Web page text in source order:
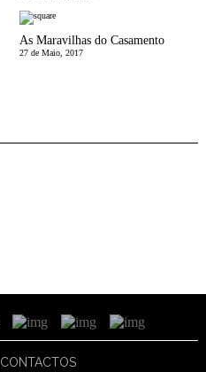
As Maravilhas do Casamento
27 de Maio, 2017
CONTACTOS